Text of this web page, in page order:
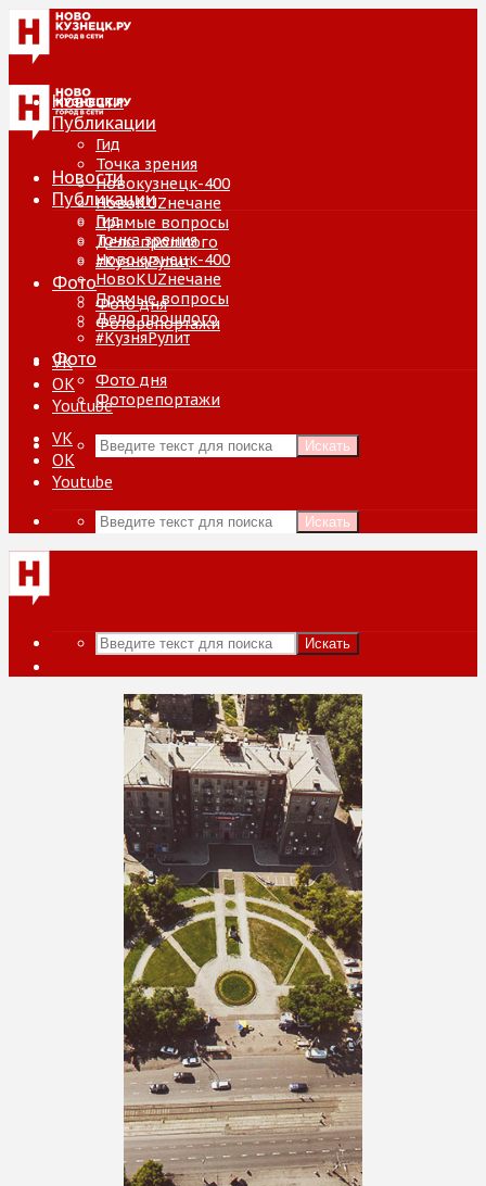
Новости
Публикации
Гид
Точка зрения
Новокузнецк-400
НовоKUZнечане
Прямые вопросы
Дело прошлого
#КузняРулит
Фото
Фото дня
Фоторепортажи
VK
ОК
Youtube
Искать
Новости
Публикации
Гид
Точка зрения
Новокузнецк-400
НовоKUZнечане
Прямые вопросы
Дело прошлого
#КузняРулит
Фото
Фото дня
Фоторепортажи
VK
ОК
Youtube
Искать
Искать